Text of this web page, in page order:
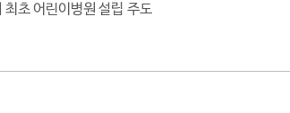
초 어린이병원 설립 주도